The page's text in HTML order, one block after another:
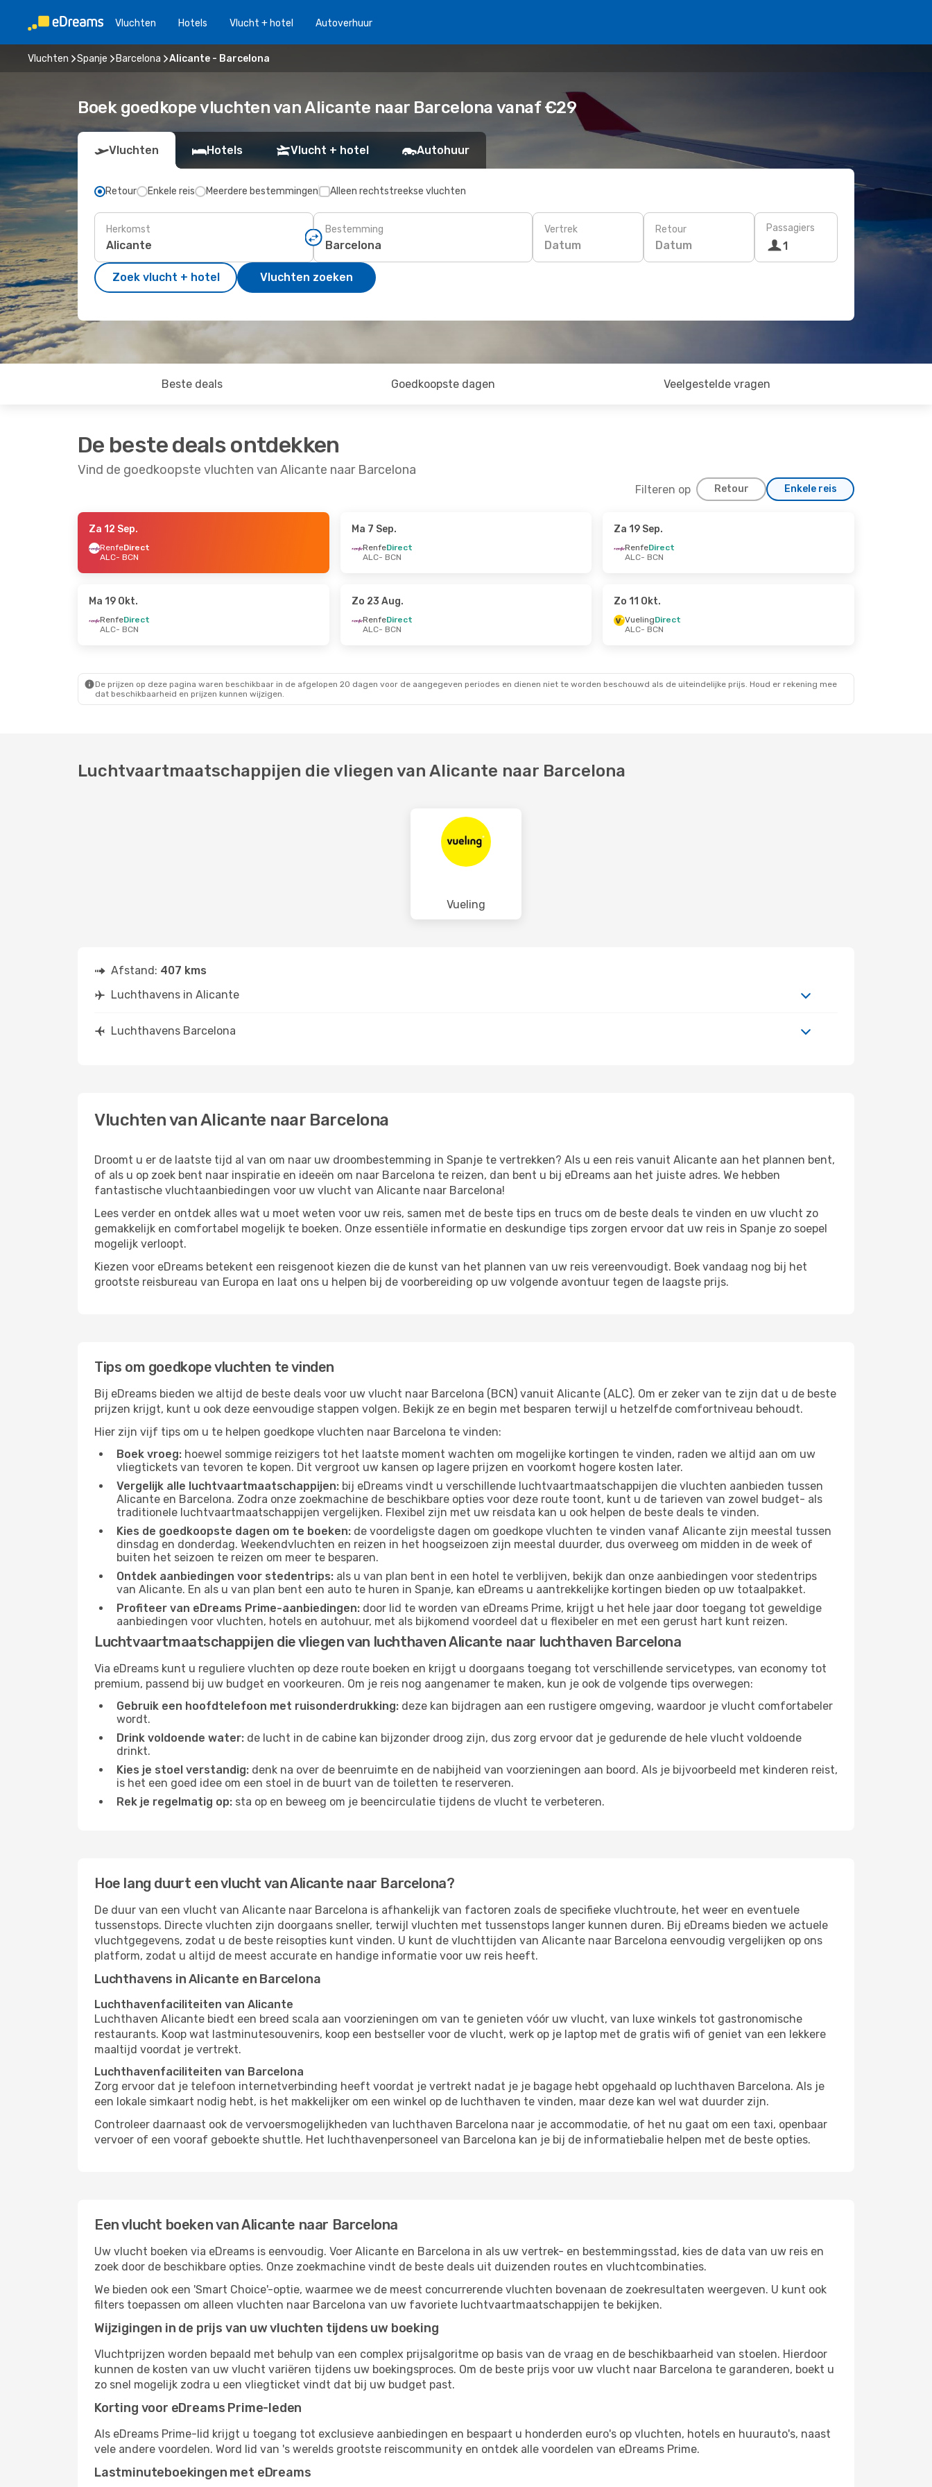
Vluchten Hotels Vlucht + hotel Autoverhuur
Vluchten Spanje Barcelona Alicante - Barcelona
Boek goedkope vluchten van Alicante naar Barcelona vanaf €29
Vluchten Hotels Vlucht + hotel Autohuur
Retour Enkele reis Meerdere bestemmingen Alleen rechtstreekse vluchten
Herkomst Bestemming Vertrek
Datum
Retour
Datum
Passagiers
1
Zoek vlucht + hotel Vluchten zoeken
Beste deals Goedkoopste dagen Veelgestelde vragen
De beste deals ontdekken
Vind de goedkoopste vluchten van Alicante naar Barcelona
Filteren op Retour Enkele reis
- Ma 31 Aug.
- Wo 14 Okt.
BCN
- ALC
BCN
- ALC
Za 12 Sep.
RenfeDirect
ALC- BCN
Ma 7 Sep.
RenfeDirect
ALC- BCN
Za 19 Sep.
RenfeDirect
ALC- BCN
Ma 19 Okt.
RenfeDirect
ALC- BCN
Zo 23 Aug.
RenfeDirect
ALC- BCN
Zo 11 Okt.
VuelingDirect
ALC- BCN
De prijzen op deze pagina waren beschikbaar in de afgelopen 20 dagen voor de aangegeven periodes en dienen niet te worden beschouwd als de uiteindelijke prijs. Houd er rekening mee
dat beschikbaarheid en prijzen kunnen wijzigen.
Luchtvaartmaatschappijen die vliegen van Alicante naar Barcelona
Vueling
Afstand: 407 kms
Luchthavens in Alicante
Luchthavens Barcelona
Vluchten van Alicante naar Barcelona
Droomt u er de laatste tijd al van om naar uw droombestemming in Spanje te vertrekken? Als u een reis vanuit Alicante aan het plannen bent,
of als u op zoek bent naar inspiratie en ideeën om naar Barcelona te reizen, dan bent u bij eDreams aan het juiste adres. We hebben
fantastische vluchtaanbiedingen voor uw vlucht van Alicante naar Barcelona!
Lees verder en ontdek alles wat u moet weten voor uw reis, samen met de beste tips en trucs om de beste deals te vinden en uw vlucht zo
gemakkelijk en comfortabel mogelijk te boeken. Onze essentiële informatie en deskundige tips zorgen ervoor dat uw reis in Spanje zo soepel
mogelijk verloopt.
Kiezen voor eDreams betekent een reisgenoot kiezen die de kunst van het plannen van uw reis vereenvoudigt. Boek vandaag nog bij het
grootste reisbureau van Europa en laat ons u helpen bij de voorbereiding op uw volgende avontuur tegen de laagste prijs.
Tips om goedkope vluchten te vinden
Bij eDreams bieden we altijd de beste deals voor uw vlucht naar Barcelona (BCN) vanuit Alicante (ALC). Om er zeker van te zijn dat u de beste
prijzen krijgt, kunt u ook deze eenvoudige stappen volgen. Bekijk ze en begin met besparen terwijl u hetzelfde comfortniveau behoudt.
Hier zijn vijf tips om u te helpen goedkope vluchten naar Barcelona te vinden:
Boek vroeg: hoewel sommige reizigers tot het laatste moment wachten om mogelijke kortingen te vinden, raden we altijd aan om uw
vliegtickets van tevoren te kopen. Dit vergroot uw kansen op lagere prijzen en voorkomt hogere kosten later.
Vergelijk alle luchtvaartmaatschappijen: bij eDreams vindt u verschillende luchtvaartmaatschappijen die vluchten aanbieden tussen
Alicante en Barcelona. Zodra onze zoekmachine de beschikbare opties voor deze route toont, kunt u de tarieven van zowel budget- als
traditionele luchtvaartmaatschappijen vergelijken. Flexibel zijn met uw reisdata kan u ook helpen de beste deals te vinden.
Kies de goedkoopste dagen om te boeken: de voordeligste dagen om goedkope vluchten te vinden vanaf Alicante zijn meestal tussen
dinsdag en donderdag. Weekendvluchten en reizen in het hoogseizoen zijn meestal duurder, dus overweeg om midden in de week of
buiten het seizoen te reizen om meer te besparen.
Ontdek aanbiedingen voor stedentrips: als u van plan bent in een hotel te verblijven, bekijk dan onze aanbiedingen voor stedentrips
van Alicante. En als u van plan bent een auto te huren in Spanje, kan eDreams u aantrekkelijke kortingen bieden op uw totaalpakket.
Profiteer van eDreams Prime-aanbiedingen: door lid te worden van eDreams Prime, krijgt u het hele jaar door toegang tot geweldige
aanbiedingen voor vluchten, hotels en autohuur, met als bijkomend voordeel dat u flexibeler en met een gerust hart kunt reizen.
Luchtvaartmaatschappijen die vliegen van luchthaven Alicante naar luchthaven Barcelona
Via eDreams kunt u reguliere vluchten op deze route boeken en krijgt u doorgaans toegang tot verschillende servicetypes, van economy tot
premium, passend bij uw budget en voorkeuren. Om je reis nog aangenamer te maken, kun je ook de volgende tips overwegen:
Gebruik een hoofdtelefoon met ruisonderdrukking: deze kan bijdragen aan een rustigere omgeving, waardoor je vlucht comfortabeler
wordt.
Drink voldoende water: de lucht in de cabine kan bijzonder droog zijn, dus zorg ervoor dat je gedurende de hele vlucht voldoende
drinkt.
Kies je stoel verstandig: denk na over de beenruimte en de nabijheid van voorzieningen aan boord. Als je bijvoorbeeld met kinderen reist,
is het een goed idee om een ​​stoel in de buurt van de toiletten te reserveren.
Rek je regelmatig op: sta op en beweeg om je beencirculatie tijdens de vlucht te verbeteren.
Hoe lang duurt een vlucht van Alicante naar Barcelona?
De duur van een vlucht van Alicante naar Barcelona is afhankelijk van factoren zoals de specifieke vluchtroute, het weer en eventuele
tussenstops. Directe vluchten zijn doorgaans sneller, terwijl vluchten met tussenstops langer kunnen duren. Bij eDreams bieden we actuele
vluchtgegevens, zodat u de beste reisopties kunt vinden. U kunt de vluchttijden van Alicante naar Barcelona eenvoudig vergelijken op ons
platform, zodat u altijd de meest accurate en handige informatie voor uw reis heeft.
Luchthavens in Alicante en Barcelona
Luchthavenfaciliteiten van Alicante
Luchthaven Alicante biedt een breed scala aan voorzieningen om van te genieten vóór uw vlucht, van luxe winkels tot gastronomische
restaurants. Koop wat lastminutesouvenirs, koop een bestseller voor de vlucht, werk op je laptop met de gratis wifi of geniet van een lekkere
maaltijd voordat je vertrekt.
Luchthavenfaciliteiten van Barcelona
Zorg ervoor dat je telefoon internetverbinding heeft voordat je vertrekt nadat je je bagage hebt opgehaald op luchthaven Barcelona. Als je
een lokale simkaart nodig hebt, is het makkelijker om een ​​winkel op de luchthaven te vinden, maar deze kan wel wat duurder zijn.
Controleer daarnaast ook de vervoersmogelijkheden van luchthaven Barcelona naar je accommodatie, of het nu gaat om een ​​taxi, openbaar
vervoer of een vooraf geboekte shuttle. Het luchthavenpersoneel van Barcelona kan je bij de informatiebalie helpen met de beste opties.
Een vlucht boeken van Alicante naar Barcelona
Uw vlucht boeken via eDreams is eenvoudig. Voer Alicante en Barcelona in als uw vertrek- en bestemmingsstad, kies de data van uw reis en
zoek door de beschikbare opties. Onze zoekmachine vindt de beste deals uit duizenden routes en vluchtcombinaties.
We bieden ook een 'Smart Choice'-optie, waarmee we de meest concurrerende vluchten bovenaan de zoekresultaten weergeven. U kunt ook
filters toepassen om alleen vluchten naar Barcelona van uw favoriete luchtvaartmaatschappijen te bekijken.
Wijzigingen in de prijs van uw vluchten tijdens uw boeking
Vluchtprijzen worden bepaald met behulp van een complex prijsalgoritme op basis van de vraag en de beschikbaarheid van stoelen. Hierdoor
kunnen de kosten van uw vlucht variëren tijdens uw boekingsproces. Om de beste prijs voor uw vlucht naar Barcelona te garanderen, boekt u
zo snel mogelijk zodra u een vliegticket vindt dat bij uw budget past.
Korting voor eDreams Prime-leden
Als eDreams Prime-lid krijgt u toegang tot exclusieve aanbiedingen en bespaart u honderden euro's op vluchten, hotels en huurauto's, naast
vele andere voordelen. Word lid van 's werelds grootste reiscommunity en ontdek alle voordelen van eDreams Prime.
Lastminuteboekingen met eDreams